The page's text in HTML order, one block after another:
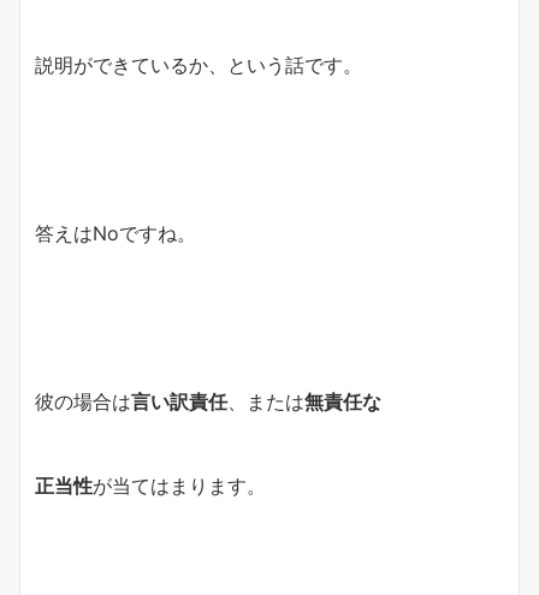
説明ができているか、という話です。
答えはNoですね。
彼の場合は言い訳責任、または無責任な
正当性が当てはまります。